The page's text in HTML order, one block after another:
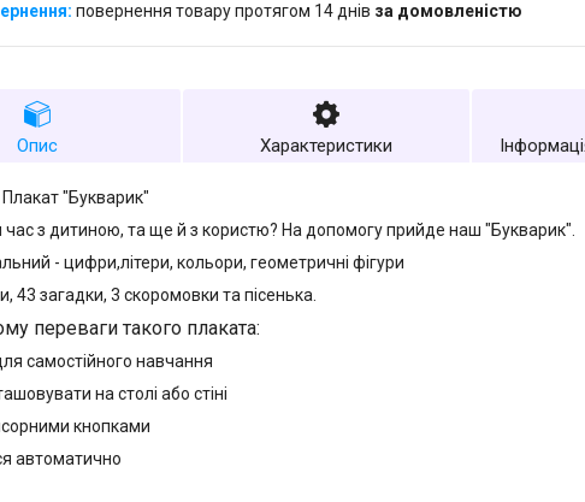
повернення товару протягом 14 днів за домовленістю
Опис Характеристики
час з дитиною, та ще й з користю? На допомогу прийде наш "Букварик".
- цифри,літери, кольори, геометричні фігури
43 загадки, 3 скоромовки та пісенька.
переваги такого плаката:
самостійного навчання
на столі або стіні
кнопками
автоматично